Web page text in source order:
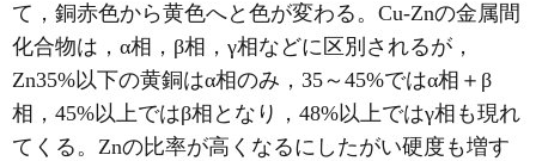
て，銅赤色から黄色へと色が変わる。Cu-Znの金属間
化合物は，α相，β相，γ相などに区別されるが，
Zn35%以下の黄銅はα相のみ，35～45%ではα相＋β
相，45%以上ではβ相となり，48%以上ではγ相も現れ
てくる。Znの比率が高くなるにしたがい硬度も増す